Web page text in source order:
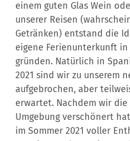
unserer Reisen
Getränken) entstand die
eigene Ferienunterkunft in
gründen. Natürlich in
2021 sind wir zu unserem
aufgebrochen, aber
erwartet. Nachdem wir die
Umgebung verschönert
im Sommer 2021 voller
Vermietung der Casitas